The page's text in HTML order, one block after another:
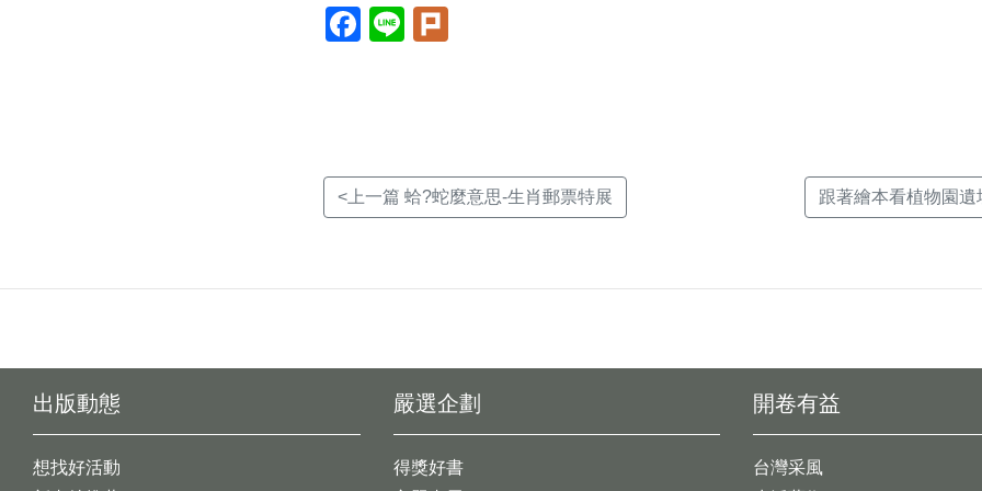
Facebook(另
開
Line(另
開
<上一篇 蛤?蛇麼意思-生肖郵票特展 跟著繪本看植物園
出版動態
想找好活動
開卷有益
台灣采風
嚴選企劃
得獎好書